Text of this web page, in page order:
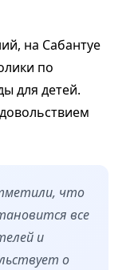
на Сабантуе
по
для детей.
что
все
и
о